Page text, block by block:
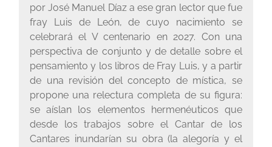
por José Manuel Díaz a ese gran lector que fue
fray Luis de León, de cuyo nacimiento se
celebrará el V centenario en 2027. Con una
perspectiva de conjunto y de detalle sobre el
pensamiento y los libros de Fray Luis, y a partir
de una revisión del concepto de mística, se
propone una relectura completa de su figura:
se aíslan los elementos hermenéuticos que
desde los trabajos sobre el Cantar de los
Cantares inundarían su obra (la alegoría y el